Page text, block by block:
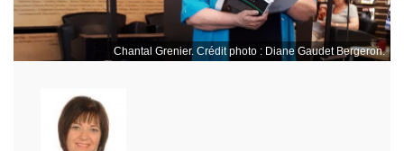
Chantal Grenier. Crédit photo : Diane Gaudet Bergeron.